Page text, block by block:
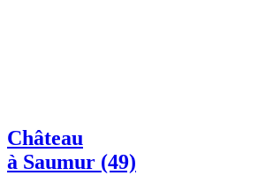
Château
à Saumur (49)